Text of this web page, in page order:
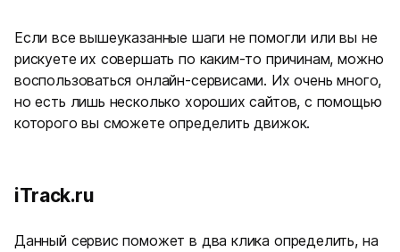
Если все вышеуказанные шаги не помогли или вы не
рискуете их совершать по каким-то причинам, можно
воспользоваться онлайн-сервисами. Их очень много,
но есть лишь несколько хороших сайтов, с помощью
которого вы сможете определить движок.
iTrack.ru
Данный сервис поможет в два клика определить, на